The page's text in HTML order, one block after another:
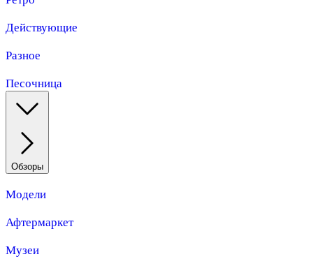
Действующие
Разное
Песочница
Обзоры
Модели
Афтермаркет
Музеи